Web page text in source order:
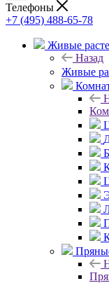
Телефоны
+7 (495) 488-65-78
Живые
Назад
Живые